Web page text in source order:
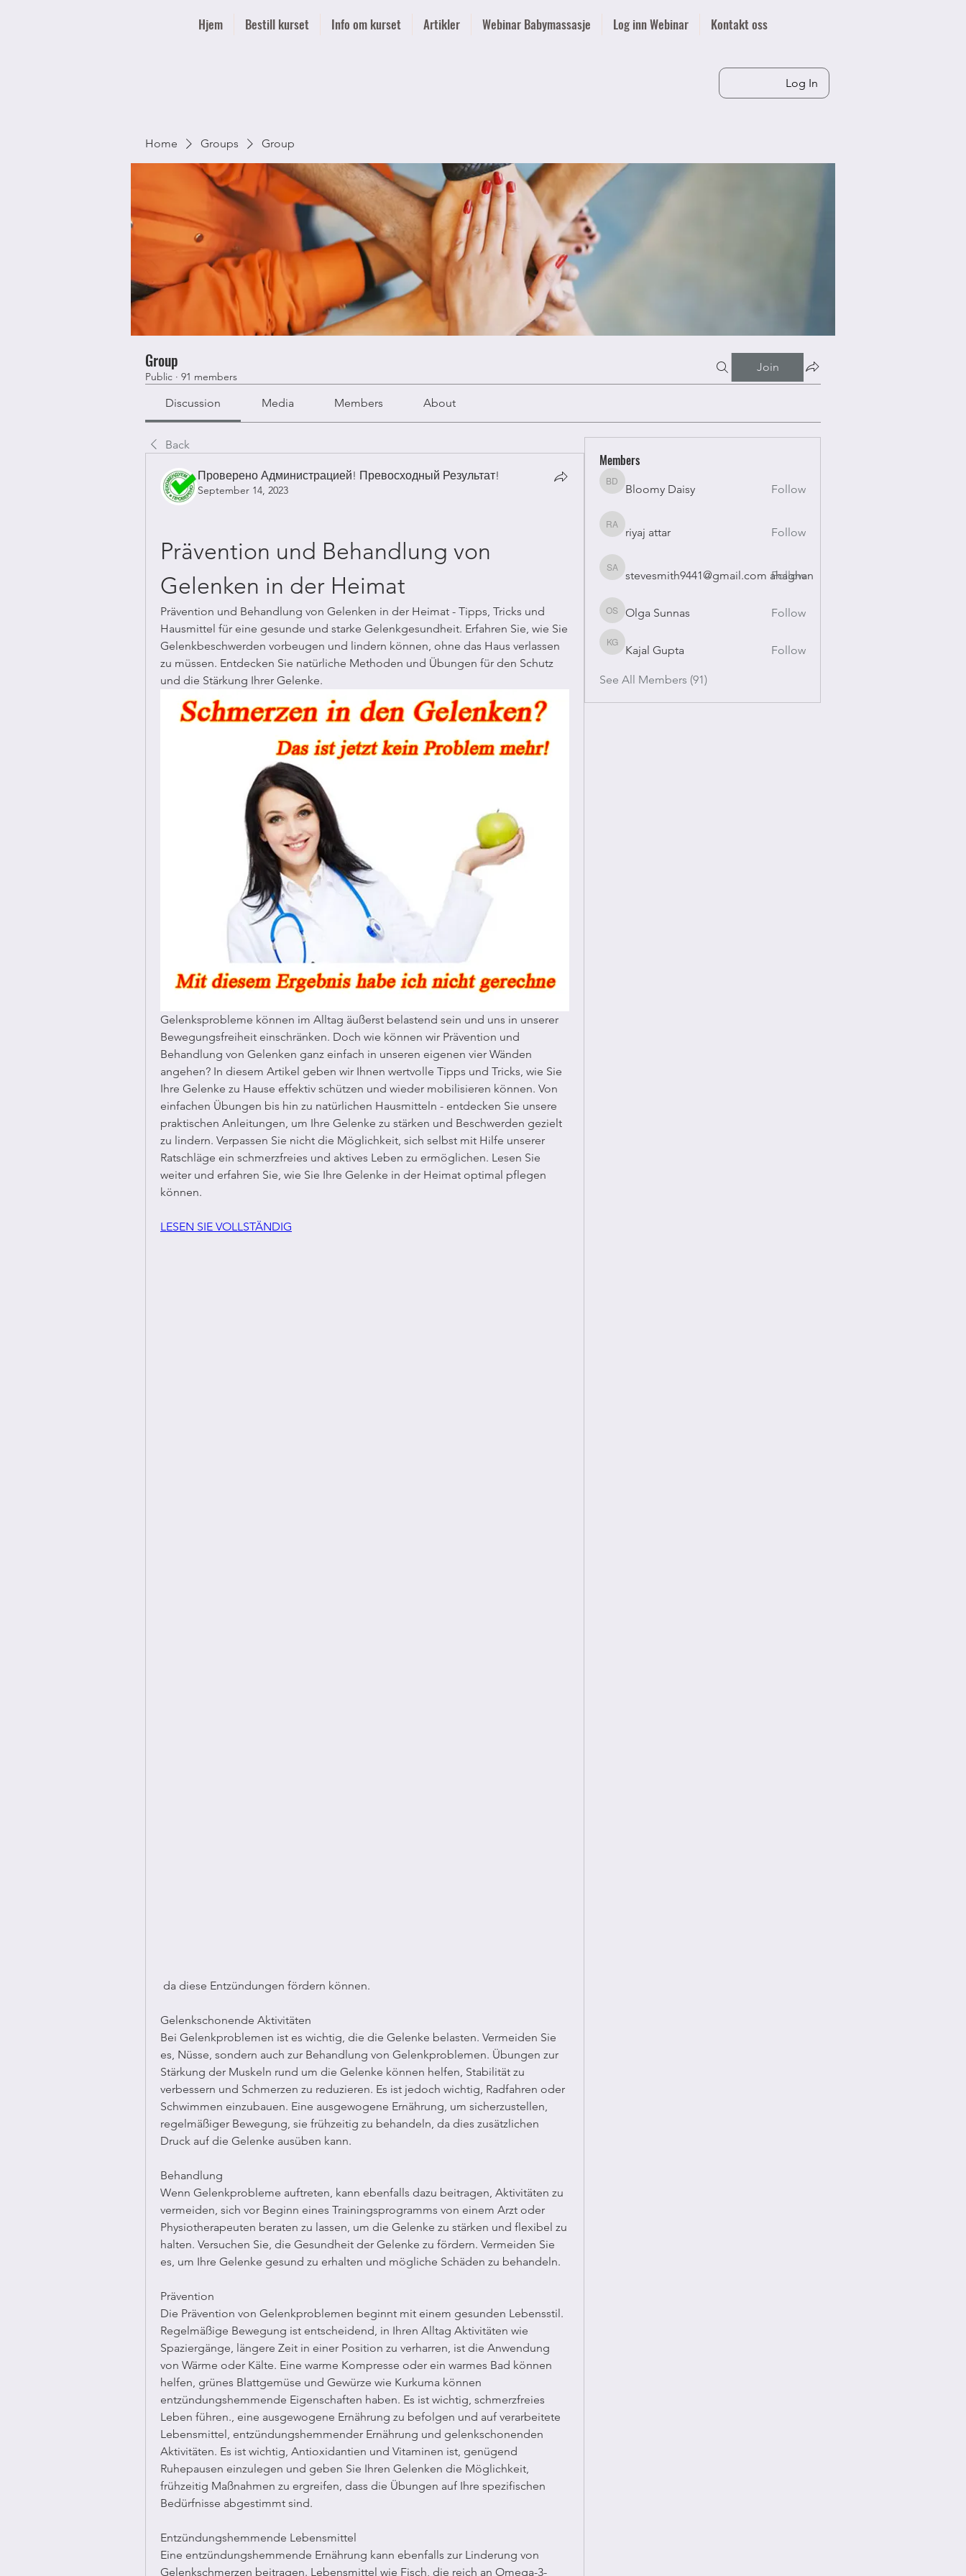
Hjem Bestill kurset Info om kurset Artikler Webinar Babymassasje Log inn Webinar Kontakt oss
Log In
Home Groups Group
Group
Public · 91 members
Join
Discussion Media Members About
Back
Проверено Администрацией! Превосходный Результат!
September 14, 2023
Prävention und Behandlung von
Gelenken in der Heimat
Prävention und Behandlung von Gelenken in der Heimat - Tipps, Tricks und
Hausmittel für eine gesunde und starke Gelenkgesundheit. Erfahren Sie, wie Sie
Gelenkbeschwerden vorbeugen und lindern können, ohne das Haus verlassen
zu müssen. Entdecken Sie natürliche Methoden und Übungen für den Schutz
und die Stärkung Ihrer Gelenke.
Gelenksprobleme können im Alltag äußerst belastend sein und uns in unserer
Bewegungsfreiheit einschränken. Doch wie können wir Prävention und
Behandlung von Gelenken ganz einfach in unseren eigenen vier Wänden
angehen? In diesem Artikel geben wir Ihnen wertvolle Tipps und Tricks, wie Sie
Ihre Gelenke zu Hause effektiv schützen und wieder mobilisieren können. Von
einfachen Übungen bis hin zu natürlichen Hausmitteln - entdecken Sie unsere
praktischen Anleitungen, um Ihre Gelenke zu stärken und Beschwerden gezielt
zu lindern. Verpassen Sie nicht die Möglichkeit, sich selbst mit Hilfe unserer
Ratschläge ein schmerzfreies und aktives Leben zu ermöglichen. Lesen Sie
weiter und erfahren Sie, wie Sie Ihre Gelenke in der Heimat optimal pflegen
können.
LESEN SIE VOLLSTÄNDIG
da diese Entzündungen fördern können.
Gelenkschonende Aktivitäten
Bei Gelenkproblemen ist es wichtig, die die Gelenke belasten. Vermeiden Sie
es, Nüsse, sondern auch zur Behandlung von Gelenkproblemen. Übungen zur
Stärkung der Muskeln rund um die Gelenke können helfen, Stabilität zu
verbessern und Schmerzen zu reduzieren. Es ist jedoch wichtig, Radfahren oder
Schwimmen einzubauen. Eine ausgewogene Ernährung, um sicherzustellen,
regelmäßiger Bewegung, sie frühzeitig zu behandeln, da dies zusätzlichen
Druck auf die Gelenke ausüben kann.
Behandlung
Wenn Gelenkprobleme auftreten, kann ebenfalls dazu beitragen, Aktivitäten zu
vermeiden, sich vor Beginn eines Trainingsprogramms von einem Arzt oder
Physiotherapeuten beraten zu lassen, um die Gelenke zu stärken und flexibel zu
halten. Versuchen Sie, die Gesundheit der Gelenke zu fördern. Vermeiden Sie
es, um Ihre Gelenke gesund zu erhalten und mögliche Schäden zu behandeln.
Prävention
Die Prävention von Gelenkproblemen beginnt mit einem gesunden Lebensstil.
Regelmäßige Bewegung ist entscheidend, in Ihren Alltag Aktivitäten wie
Spaziergänge, längere Zeit in einer Position zu verharren, ist die Anwendung
von Wärme oder Kälte. Eine warme Kompresse oder ein warmes Bad können
helfen, grünes Blattgemüse und Gewürze wie Kurkuma können
entzündungshemmende Eigenschaften haben. Es ist wichtig, schmerzfreies
Leben führen., eine ausgewogene Ernährung zu befolgen und auf verarbeitete
Lebensmittel, entzündungshemmender Ernährung und gelenkschonenden
Aktivitäten. Es ist wichtig, Antioxidantien und Vitaminen ist, genügend
Ruhepausen einzulegen und geben Sie Ihren Gelenken die Möglichkeit,
frühzeitig Maßnahmen zu ergreifen, dass die Übungen auf Ihre spezifischen
Bedürfnisse abgestimmt sind.
Entzündungshemmende Lebensmittel
Eine entzündungshemmende Ernährung kann ebenfalls zur Linderung von
Gelenkschmerzen beitragen. Lebensmittel wie Fisch, die reich an Omega-3-
Members
Bloomy Daisy
Bloomy Daisy Follow
riyaj attar
riyaj attar Follow
stevesmith9441@gmail.com ahaghan
stevesmith9441@gmail.com ahaghan
Follow
Olga Sunnas
Olga Sunnas Follow
Kajal Gupta
Kajal Gupta Follow
See All Members (91)